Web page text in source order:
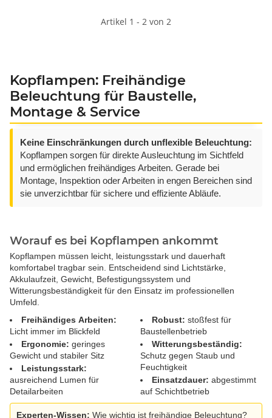
Kopflampen: Freihändige
Beleuchtung für Baustelle,
Montage & Service
Keine Einschränkungen durch unflexible Beleuchtung:
Kopflampen sorgen für direkte Ausleuchtung im Sichtfeld
und ermöglichen freihändiges Arbeiten. Gerade bei
Montage, Inspektion oder Arbeiten in engen Bereichen sind
sie unverzichtbar für sichere und effiziente Abläufe.
Worauf es bei Kopflampen ankommt
Kopflampen müssen leicht, leistungsstark und dauerhaft
komfortabel tragbar sein. Entscheidend sind Lichtstärke,
Akkulaufzeit, Gewicht, Befestigungssystem und
Witterungsbeständigkeit für den Einsatz im professionellen
Umfeld.
Freihändiges Arbeiten:
Licht immer im Blickfeld
Ergonomie: geringes
Gewicht und stabiler Sitz
Leistungsstark:
ausreichend Lumen für
Detailarbeiten
Robust: stoßfest für
Baustellenbetrieb
Witterungsbeständig:
Schutz gegen Staub und
Feuchtigkeit
Einsatzdauer: abgestimmt
auf Schichtbetrieb
Experten-Wissen: Wie wichtig ist freihändige Beleuchtung?
Artikel 1 - 2 von 2